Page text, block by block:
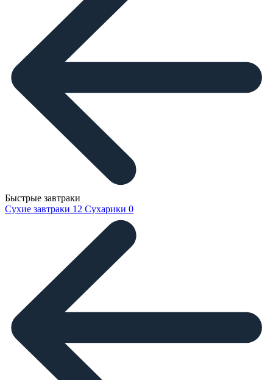
Быстрые завтраки
Сухие завтраки 12 Сухарики 0